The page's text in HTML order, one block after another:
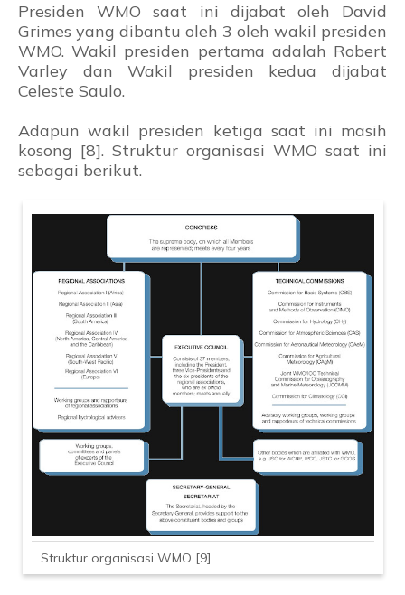
Presiden WMO saat ini dijabat oleh David
Grimes yang dibantu oleh 3 oleh wakil presiden
WMO. Wakil presiden pertama adalah Robert
Varley dan Wakil presiden kedua dijabat
Celeste Saulo.
Adapun wakil presiden ketiga saat ini masih
kosong [8]. Struktur organisasi WMO saat ini
sebagai berikut.
Struktur organisasi WMO [9]